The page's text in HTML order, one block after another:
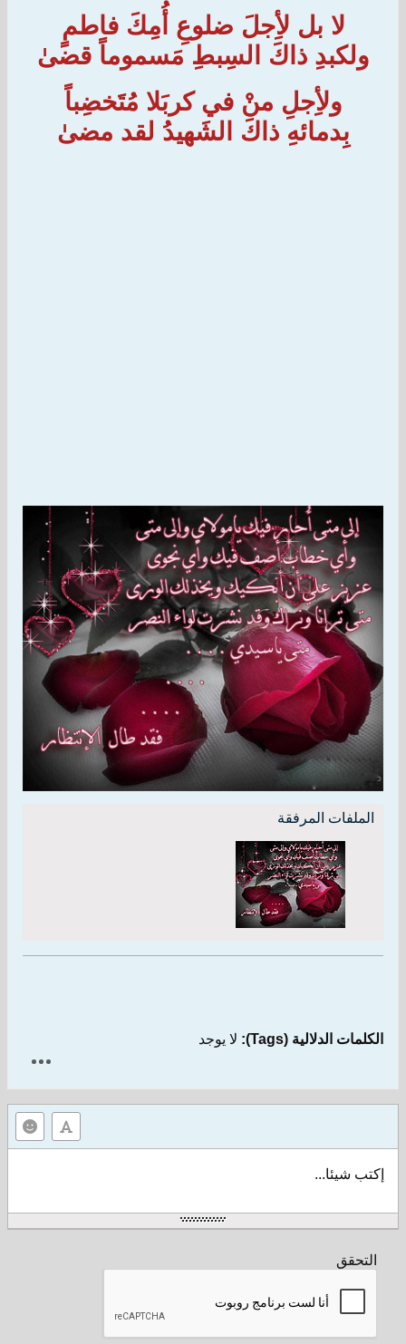
لا بل لأِجلَ ضلوعِ أُمِكَ فاطمٍ
ولكبدِ ذاكَ السِبطِ مَسموماً قضىٰ
ولأِجلِ منْ في كربَلا مُتَخضِباً
بِدمائهِ ذاكَ الشَهيدُ لقد مضىٰ
الملفات المرفقة
الكلمات الدلالية (Tags): لا يوجد
إكتب شيئا...
التحقق